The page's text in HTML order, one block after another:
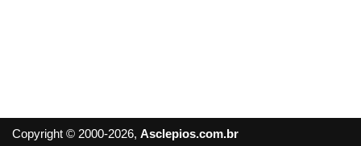
Copyright © 2000-2026, Asclepios.com.br